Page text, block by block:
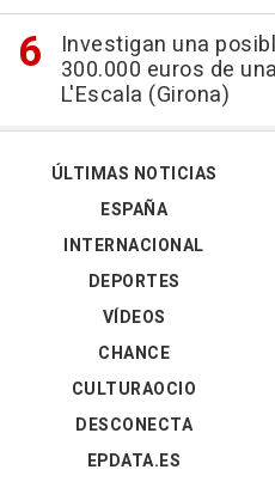
Investigan una
300.000 euros de
L'Escala (Girona)
ÚLTIMAS NOTICIAS
ESPAÑA
INTERNACIONAL
DEPORTES
VÍDEOS
CHANCE
CULTURAOCIO
DESCONECTA
EPDATA.ES